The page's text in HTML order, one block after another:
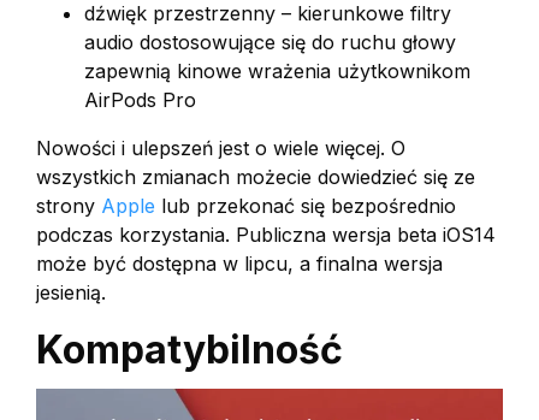
dźwięk przestrzenny – kierunkowe filtry
audio dostosowujące się do ruchu głowy
zapewnią kinowe wrażenia użytkownikom
AirPods Pro
Nowości i ulepszeń jest o wiele więcej. O
wszystkich zmianach możecie dowiedzieć się ze
strony Apple lub przekonać się bezpośrednio
podczas korzystania. Publiczna wersja beta iOS14
może być dostępna w lipcu, a finalna wersja
jesienią.
Kompatybilność